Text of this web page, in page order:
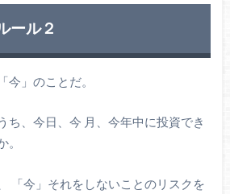
ール２
今」のことだ。
ち、今日、今 月、今年中に投資でき
「今」それをしないことのリスクを